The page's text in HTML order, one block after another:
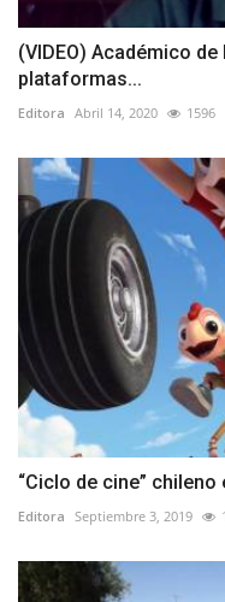
(VIDEO) Académico
plataformas...
Editora Abril 14, 2020 1596
“Ciclo de cine” chileno
Editora Septiembre 3, 2019